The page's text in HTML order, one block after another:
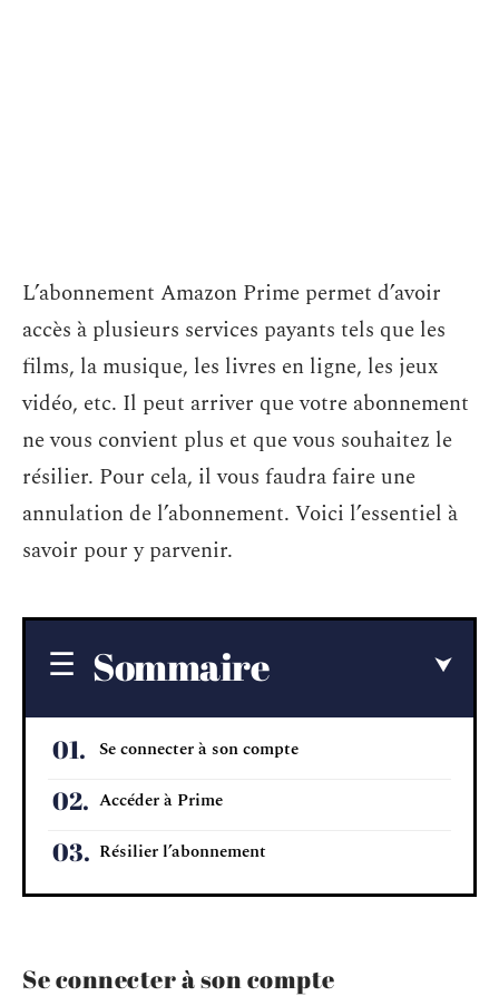
L’abonnement Amazon Prime permet d’avoir
accès à plusieurs services payants tels que les
films, la musique, les livres en ligne, les jeux
vidéo, etc. Il peut arriver que votre abonnement
ne vous convient plus et que vous souhaitez le
résilier. Pour cela, il vous faudra faire une
annulation de l’abonnement. Voici l’essentiel à
savoir pour y parvenir.
Sommaire
Se connecter à son compte
Accéder à Prime
Résilier l’abonnement
Se connecter à son compte